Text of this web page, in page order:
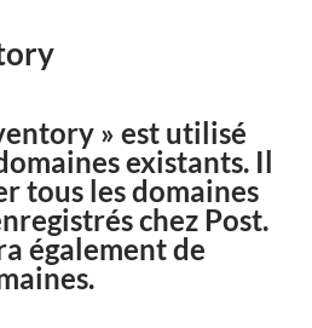
»est utilisé
existants. Il
tous les domaines
chez Post.
égalementde
.